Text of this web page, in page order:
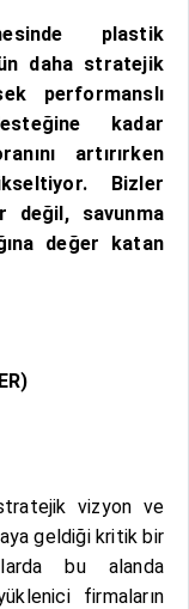
plastik
daha stratejik
performanslı
kadar
artırırken
Bizler
değil, savunma
değer katan
vizyon ve
geldiği kritik bir
bu alanda
firmaların